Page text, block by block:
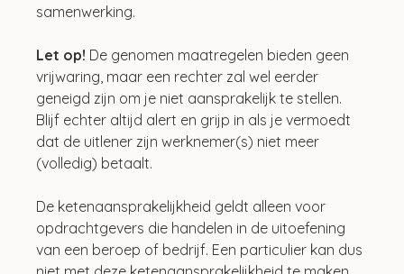
samenwerking.
Let op! De genomen maatregelen bieden geen
vrijwaring, maar een rechter zal wel eerder
geneigd zijn om je niet aansprakelijk te stellen.
Blijf echter altijd alert en grijp in als je vermoedt
dat de uitlener zijn werknemer(s) niet meer
(volledig) betaalt.
De ketenaansprakelijkheid geldt alleen voor
opdrachtgevers die handelen in de uitoefening
van een beroep of bedrijf. Een particulier kan dus